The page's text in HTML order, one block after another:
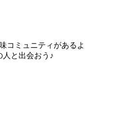
コミュニティがあるよ
人と出会おう♪